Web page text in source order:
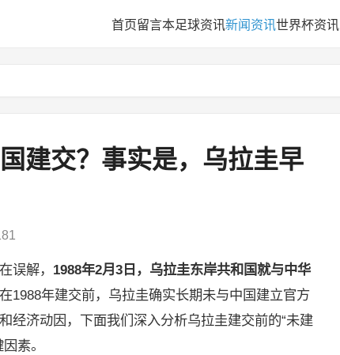
首页留言本足球资讯新闻资讯世界杯资讯
建交？事实是，乌拉圭早
误解， 1988年2月3日，乌拉圭东岸共和国就与中华
1988年建交前，乌拉圭确实长期未与中国建立官方
经济动因，下面我们深入分析乌拉圭建交前的“未建
素。